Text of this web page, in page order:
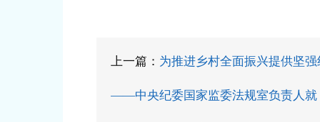
上一篇： 为推进乡村全面振兴提供坚
——中央纪委国家监委法规室负责人就